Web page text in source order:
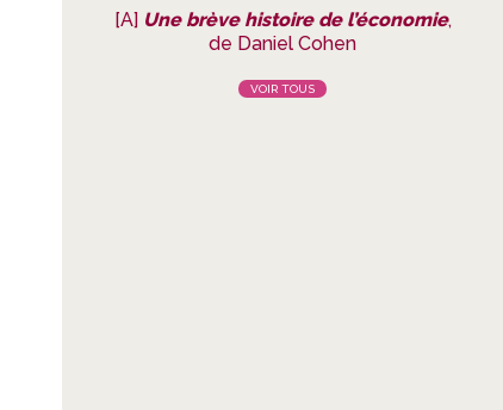
[A] Une brève histoire de l’économie,
de Daniel Cohen
VOIR TOUS